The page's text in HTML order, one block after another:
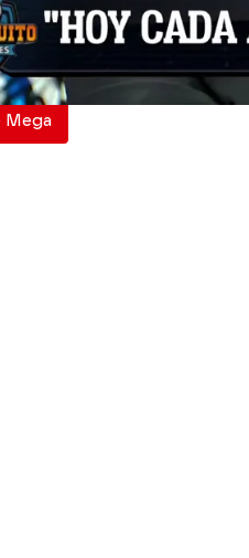
ganar el Mundial
para una carrera
Mega